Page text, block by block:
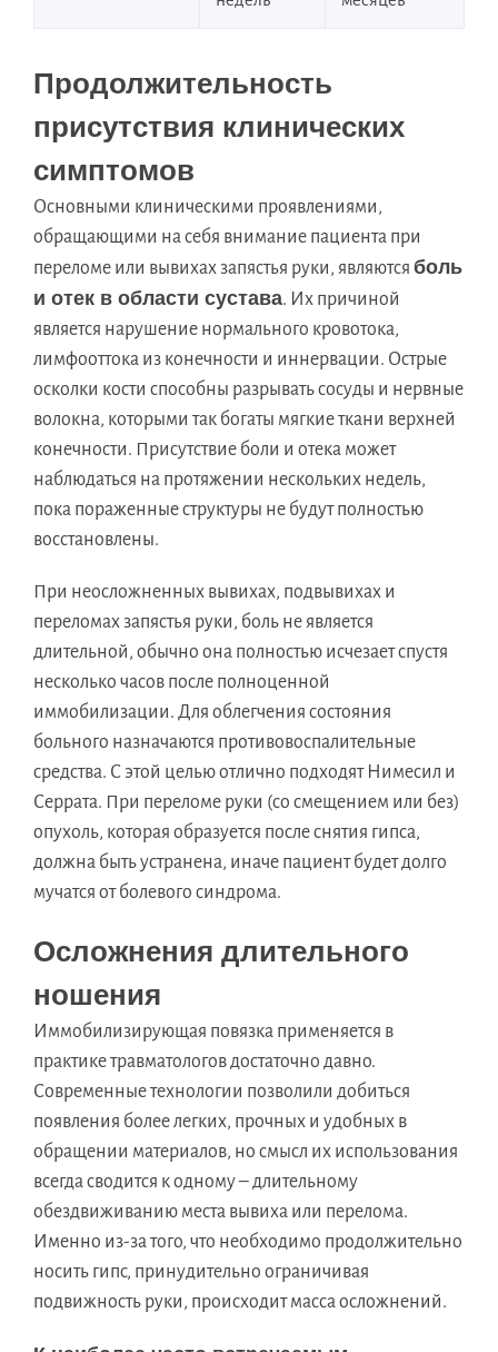
Продолжительность
присутствия клинических
симптомов
Основными клиническими проявлениями,
обращающими на себя внимание пациента при
переломе или вывихах запястья руки, являются боль
и отек в области сустава. Их причиной
является нарушение нормального кровотока,
лимфооттока из конечности и иннервации. Острые
осколки кости способны разрывать сосуды и нервные
волокна, которыми так богаты мягкие ткани верхней
конечности. Присутствие боли и отека может
наблюдаться на протяжении нескольких недель,
пока пораженные структуры не будут полностью
восстановлены.
При неосложненных вывихах, подвывихах и
переломах запястья руки, боль не является
длительной, обычно она полностью исчезает спустя
несколько часов после полноценной
иммобилизации. Для облегчения состояния
больного назначаются противовоспалительные
средства. С этой целью отлично подходят Нимесил и
Серрата. При переломе руки (со смещением или без)
опухоль, которая образуется после снятия гипса,
должна быть устранена, иначе пациент будет долго
мучатся от болевого синдрома.
Осложнения длительного
ношения
Иммобилизирующая повязка применяется в
практике травматологов достаточно давно.
Современные технологии позволили добиться
появления более легких, прочных и удобных в
обращении материалов, но смысл их использования
всегда сводится к одному – длительному
обездвиживанию места вывиха или перелома.
Именно из-за того, что необходимо продолжительно
носить гипс, принудительно ограничивая
подвижность руки, происходит масса осложнений.